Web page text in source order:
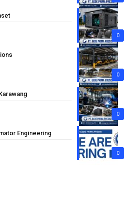
0
0
0
0
Engineering